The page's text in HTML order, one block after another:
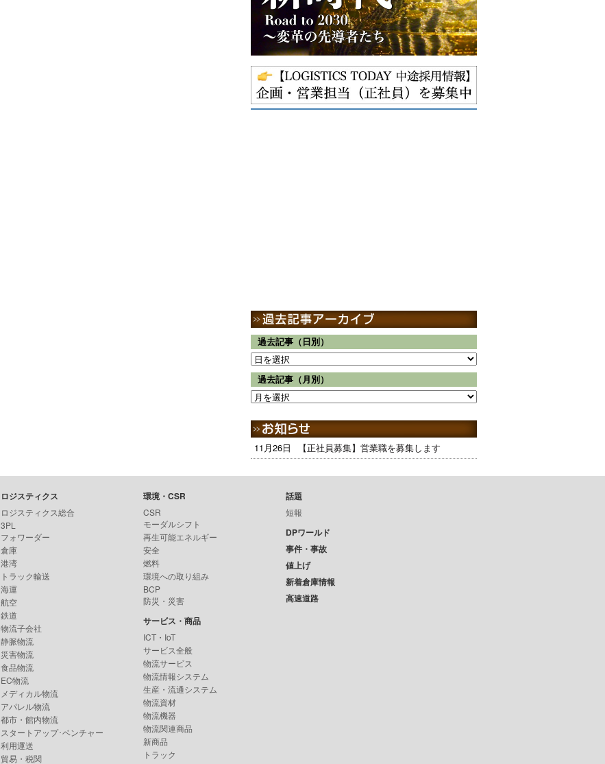
過去記事（日別）
過去記事（月別）
11月26日 【正社員募集】営業職を募集します
ロジスティクス
ロジスティクス総合
3PL
フォワーダー
倉庫
港湾
トラック輸送
海運
航空
鉄道
物流子会社
静脈物流
災害物流
食品物流
EC物流
メディカル物流
アパレル物流
都市・館内物流
スタートアップ･ベンチャー
利用運送
貿易・税関
環境・CSR
CSR
モーダルシフト
再生可能エネルギー
安全
燃料
環境への取り組み
BCP
防災・災害
サービス・商品
ICT・IoT
サービス全般
物流サービス
物流情報システム
生産・流通システム
物流資材
物流機器
物流関連商品
新商品
トラック
話題
短報
DPワールド
事件・事故
値上げ
新着倉庫情報
高速道路